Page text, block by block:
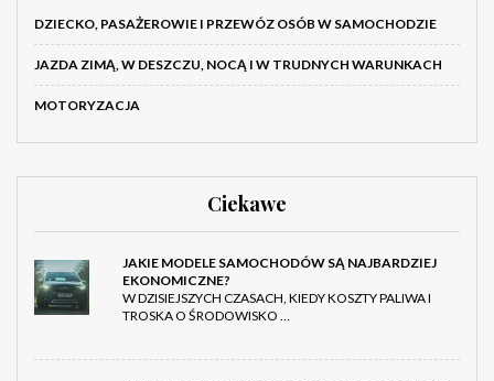
DZIECKO, PASAŻEROWIE I PRZEWÓZ OSÓB W SAMOCHODZIE
JAZDA ZIMĄ, W DESZCZU, NOCĄ I W TRUDNYCH WARUNKACH
MOTORYZACJA
Ciekawe
JAKIE MODELE SAMOCHODÓW SĄ NAJBARDZIEJ
EKONOMICZNE?
W DZISIEJSZYCH CZASACH, KIEDY KOSZTY PALIWA I
TROSKA O ŚRODOWISKO …